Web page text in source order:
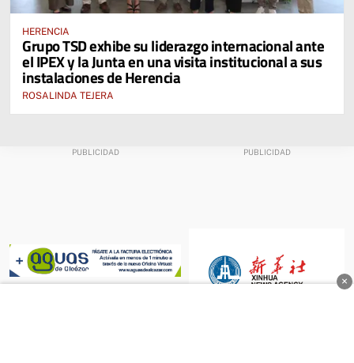
HERENCIA
Grupo TSD exhibe su liderazgo internacional ante
el IPEX y la Junta en una visita institucional a sus
instalaciones de Herencia
ROSALINDA TEJERA
×